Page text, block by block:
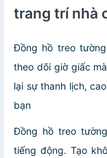
trang trí nhà
Đồng hồ treo
theo dõi giờ giấc
lại sự thanh lịch,
bạn
Đồng hồ treo
tiếng động. Tạo